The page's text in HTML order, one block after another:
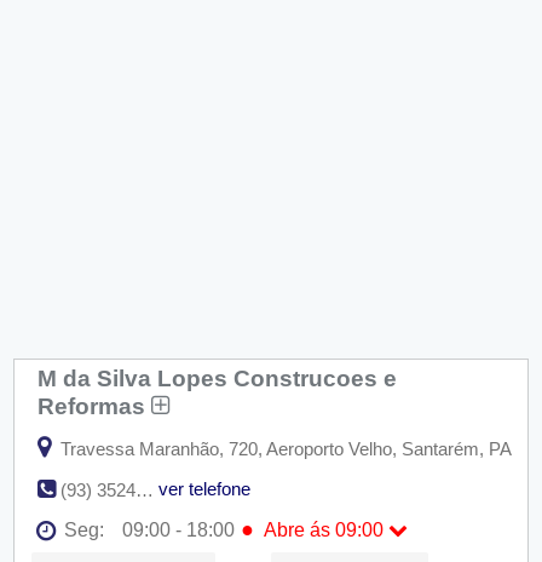
M da Silva Lopes Construcoes e
Reformas
Travessa Maranhão, 720, Aeroporto Velho, Santarém, PA
(93) 3524-3900
ver telefone
Seg:
09:00 - 18:00 ● Abre ás 09:00